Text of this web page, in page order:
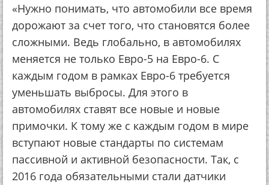
«Нужно понимать, что автомобили все время
дорожают за счет того, что становятся более
сложными. Ведь глобально, в автомобилях
меняется не только Евро-5 на Евро-6. С
каждым годом в рамках Евро-6 требуется
уменьшать выбросы. Для этого в
автомобилях ставят все новые и новые
примочки. К тому же с каждым годом в мире
вступают новые стандарты по системам
пассивной и активной безопасности. Так, с
2016 года обязательными стали датчики